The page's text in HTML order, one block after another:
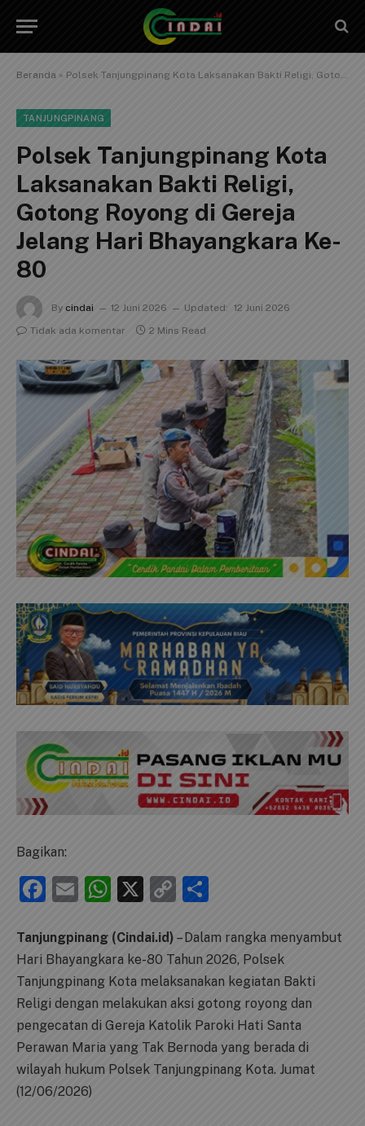
Beranda » Polsek Tanjungpinang Kota Laksanakan Bakti Religi, Gotong Royong di Gereja Jelang Hari Bhayangkara Ke-80
TANJUNGPINANG
Polsek Tanjungpinang Kota
Laksanakan Bakti Religi,
Gotong Royong di Gereja
Jelang Hari Bhayangkara Ke-
80
By cindai 12 Juni 2026 Updated: 12 Juni 2026
Tidak ada komentar
2 Mins Read
Bagikan:
Facebook
EmailWhatsApp
X
Copy
Tanjungpinang (Cindai.id) – Dalam rangka menyambut
Hari Bhayangkara ke-80 Tahun 2026, Polsek
Tanjungpinang Kota melaksanakan kegiatan Bakti
Religi dengan melakukan aksi gotong royong dan
pengecatan di Gereja Katolik Paroki Hati Santa
Perawan Maria yang Tak Bernoda yang berada di
wilayah hukum Polsek Tanjungpinang Kota. Jumat
(12/06/2026)